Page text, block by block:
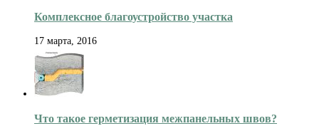
Комплексное благоустройство участка
17 марта, 2016
Что такое герметизация межпанельных швов?